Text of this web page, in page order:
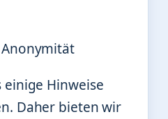
einige Hinweise
Daher bieten wir